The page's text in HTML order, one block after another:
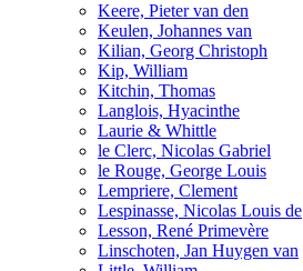
Keere, Pieter van den
Keulen, Johannes van
Kilian, Georg Christoph
Kip, William
Kitchin, Thomas
Langlois, Hyacinthe
Laurie & Whittle
le Clerc, Nicolas Gabriel
le Rouge, George Louis
Lempriere, Clement
Lespinasse, Nicolas Louis de
Lesson, René Primevère
Linschoten, Jan Huygen van